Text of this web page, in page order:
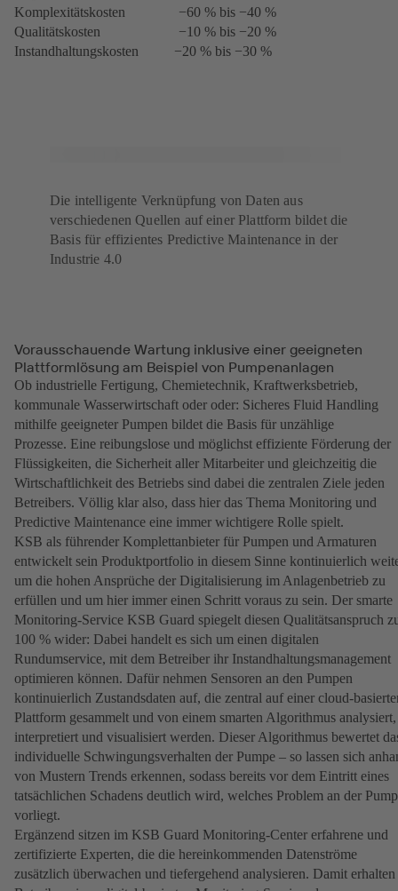
Komplexitätskosten −60 % bis −40 %
Qualitätskosten −10 % bis −20 %
Instandhaltungskosten −20 % bis −30 %
Die intelligente Verknüpfung von Daten aus
verschiedenen Quellen auf einer Plattform bildet die
Basis für effizientes Predictive Maintenance in der
Industrie 4.0
Vorausschauende Wartung inklusive einer geeigneten
Plattformlösung am Beispiel von Pumpenanlagen
Ob industrielle Fertigung, Chemietechnik, Kraftwerksbetrieb,
kommunale Wasserwirtschaft oder oder: Sicheres Fluid Handling
mithilfe geeigneter Pumpen bildet die Basis für unzählige
Prozesse. Eine reibungslose und möglichst effiziente Förderung der
Flüssigkeiten, die Sicherheit aller Mitarbeiter und gleichzeitig die
Wirtschaftlichkeit des Betriebs sind dabei die zentralen Ziele jeden
Betreibers. Völlig klar also, dass hier das Thema Monitoring und
Predictive Maintenance eine immer wichtigere Rolle spielt.
KSB als führender Komplettanbieter für Pumpen und Armaturen
entwickelt sein Produktportfolio in diesem Sinne kontinuierlich
um die hohen Ansprüche der Digitalisierung im Anlagenbetrieb zu
erfüllen und um hier immer einen Schritt voraus zu sein. Der smarte
Monitoring-Service KSB Guard spiegelt diesen Qualitätsanspruch
100 % wider: Dabei handelt es sich um einen digitalen
Rundumservice, mit dem Betreiber ihr Instandhaltungsmanagement
optimieren können. Dafür nehmen Sensoren an den Pumpen
kontinuierlich Zustandsdaten auf, die zentral auf einer cloud-
Plattform gesammelt und von einem smarten Algorithmus analysiert,
interpretiert und visualisiert werden. Dieser Algorithmus bewertet
individuelle Schwingungsverhalten der Pumpe – so lassen sich
von Mustern Trends erkennen, sodass bereits vor dem Eintritt eines
tatsächlichen Schadens deutlich wird, welches Problem an der
vorliegt.
Ergänzend sitzen im KSB Guard Monitoring-Center erfahrene und
zertifizierte Experten, die die hereinkommenden Datenströme
zusätzlich überwachen und tiefergehend analysieren. Damit erhalten